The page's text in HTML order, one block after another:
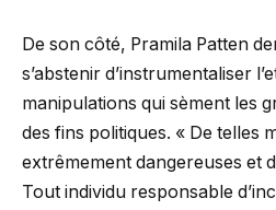
De son côté, Pramila Patten
s’abstenir d’instrumentaliser
manipulations qui sèment les
des fins politiques. « De telles
extrêmement dangereuses et
Tout individu responsable